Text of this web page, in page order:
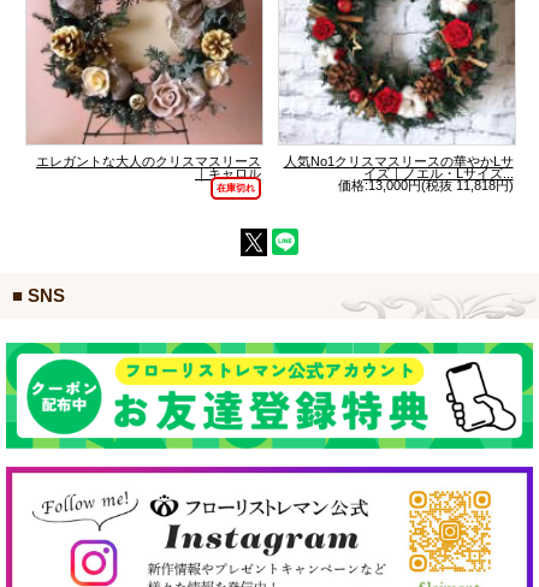
エレガントな大人のクリスマスリース
｜キャロル
在庫切れ
人気No1クリスマスリースの華やかLサ
イズ｜ノエル・Lサイズ...
価格:13,000円(税抜 11,818円)
■ SNS